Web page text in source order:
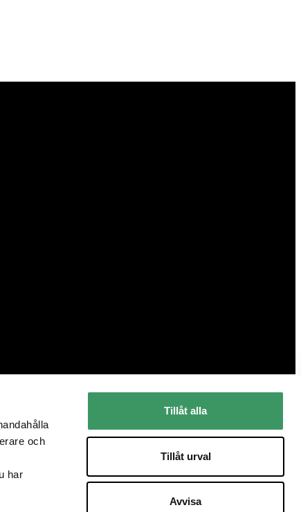
och
har
Tillåt alla
Tillåt urval
Avvisa